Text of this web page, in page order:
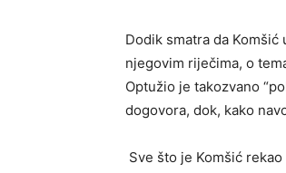
Dodik smatra da
njegovim riječima, o
Optužio je takozvano
dogovora, dok, kako
Sve što je Komšić